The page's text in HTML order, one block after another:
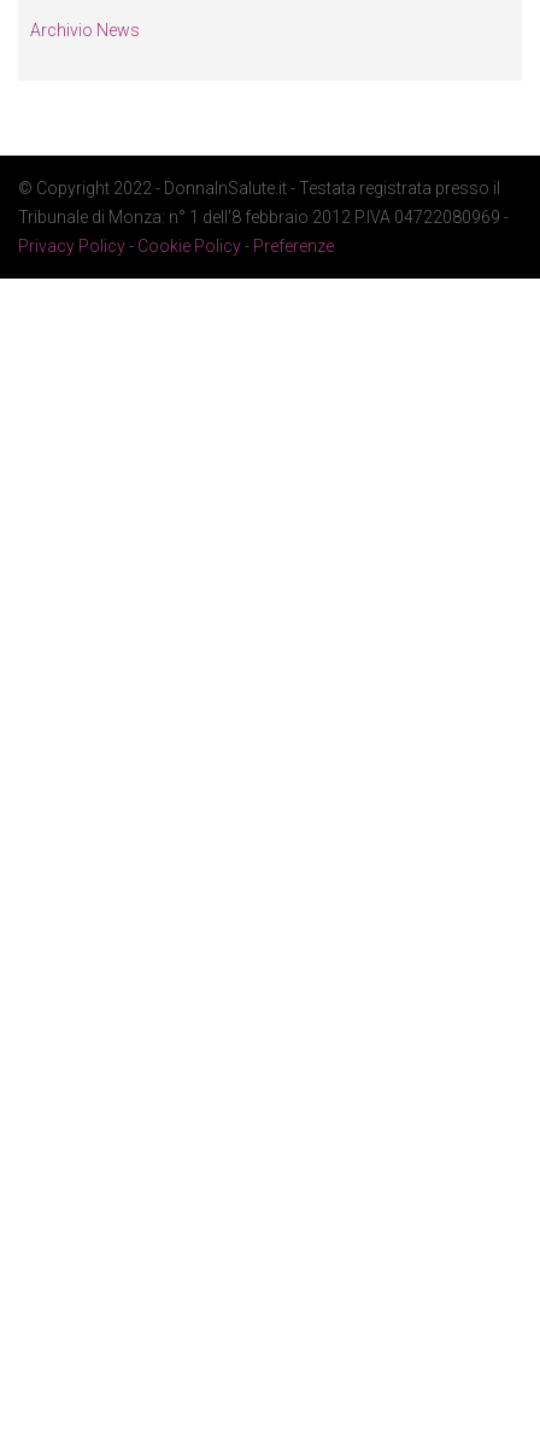
Archivio News
© Copyright 2022 - DonnaInSalute.it - Testata registrata presso il
Tribunale di Monza: n° 1 dell'8 febbraio 2012 P.IVA 04722080969 -
Privacy Policy- Cookie Policy- Preferenze